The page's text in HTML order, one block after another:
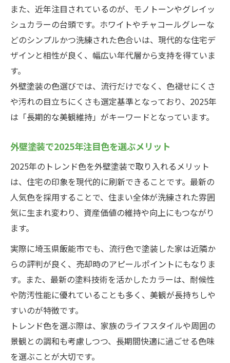
また、近年注目されているのが、モノトーンやグレイッ
シュカラーの台頭です。ホワイトやチャコールグレーな
どのシンプルかつ洗練された色合いは、現代的な住宅デ
ザインと相性が良く、幅広い年代層から支持を得ていま
す。
外壁塗装の色選びでは、流行だけでなく、色褪せにくさ
や汚れの目立ちにくさも選定基準となっており、2025年
は「長期的な美観維持」がキーワードとなっています。
外壁塗装で2025年注目色を選ぶメリット
2025年のトレンド色を外壁塗装で取り入れるメリット
は、住宅の印象を現代的に刷新できることです。最新の
人気色を採用することで、住まい全体が洗練された雰囲
気に生まれ変わり、資産価値の維持や向上にもつながり
ます。
実際に埼玉県飯能市でも、流行色で塗装した家は近隣か
らの評判が良く、売却時のアピールポイントにもなりま
す。また、最新の塗料技術を活かしたカラーは、耐候性
や防汚性能に優れていることも多く、美観が長持ちしや
すいのが特徴です。
トレンド色を選ぶ際は、家族のライフスタイルや周囲の
景観との調和も考慮しつつ、長期間快適に過ごせる色味
を選ぶことが大切です。